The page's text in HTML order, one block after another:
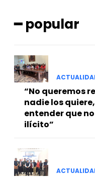
━ popular
“No queremos
nadie los
entender que
ilícito”